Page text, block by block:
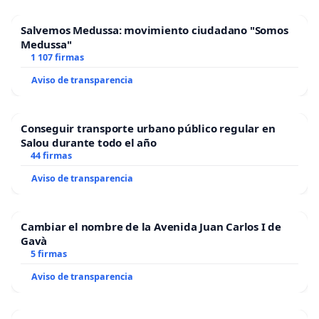
obtenidos en el CEIP El Palmeral de Elche para el
curso 2022/2023.
Salvemos Medussa: movimiento ciudadano "Somos
Medussa"
1 107 firmas
Aviso de transparencia
Conseguir transporte urbano público regular en
Salou durante todo el año
44 firmas
Aviso de transparencia
Cambiar el nombre de la Avenida Juan Carlos I de
Gavà
5 firmas
Aviso de transparencia